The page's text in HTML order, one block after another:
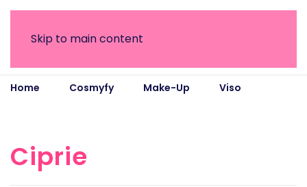
Skip to main content
Home Cosmyfy Make-Up
Viso
Ciprie